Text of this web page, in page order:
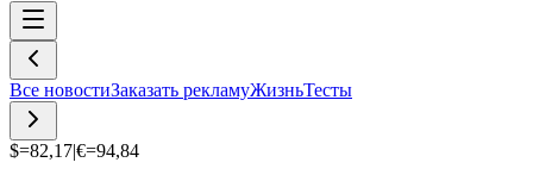
Все новостиЗаказать рекламуЖизньТесты
$=82,17|€=94,84